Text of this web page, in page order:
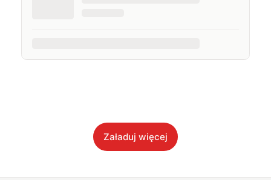
Załaduj więcej